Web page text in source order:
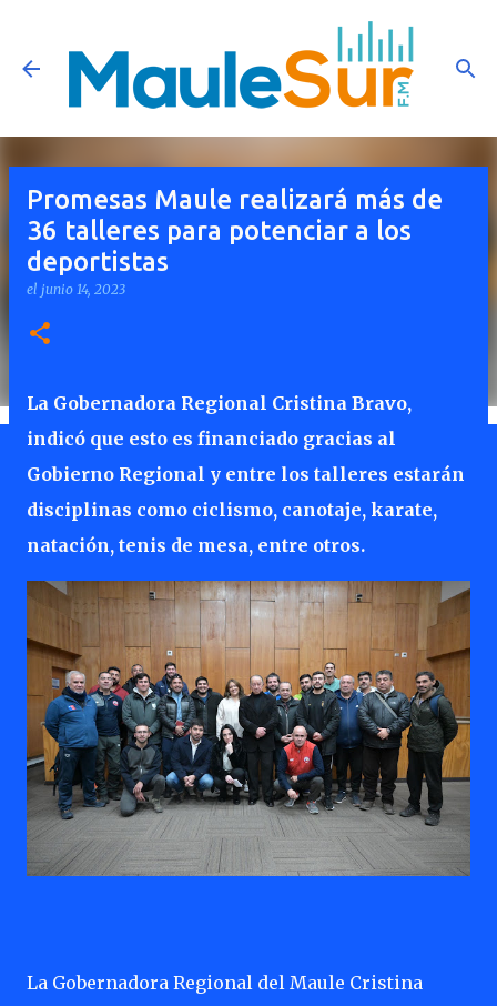
Ir al contenido principal
Promesas Maule realizará más de
36 talleres para potenciar a los
deportistas
el junio 14, 2023
La Gobernadora Regional Cristina Bravo,
indicó que esto es financiado gracias al
Gobierno Regional y entre los talleres estarán
disciplinas como ciclismo, canotaje, karate,
natación, tenis de mesa, entre otros.
La Gobernadora Regional del Maule Cristina